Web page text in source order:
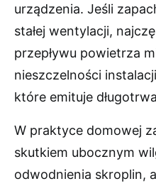
urządzenia. Jeśli
stałej wentylacji,
przepływu powietrza
nieszczelności
które emituje
W praktyce domowej
skutkiem ubocznym
odwodnienia skroplin,